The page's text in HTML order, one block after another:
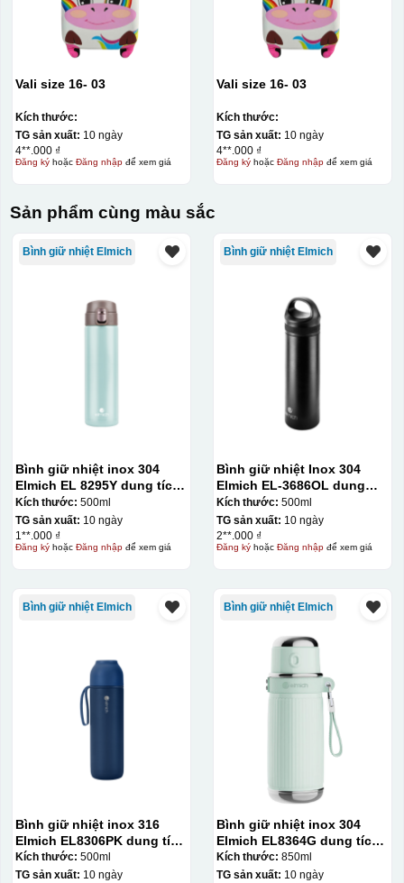
Vali size 16- 03
Kích thước:
TG sản xuất: 10 ngày
4**.000 ₫
Đăng kýhoặc Đăng nhậpđể xem giá
Vali size 16- 03
Kích thước:
TG sản xuất: 10 ngày
4**.000 ₫
Đăng kýhoặc Đăng nhậpđể xem giá
Sản phẩm cùng màu sắc
Bình giữ nhiệt Elmich
Bình giữ nhiệt inox 304
Elmich EL 8295Y dung tích
500ml
Kích thước: 500ml
TG sản xuất: 10 ngày
1**.000 ₫
Đăng kýhoặc Đăng nhậpđể xem giá
Bình giữ nhiệt Elmich
Bình giữ nhiệt Inox 304
Elmich EL-3686OL dung
tích 500ml
Kích thước: 500ml
TG sản xuất: 10 ngày
2**.000 ₫
Đăng kýhoặc Đăng nhậpđể xem giá
Bình giữ nhiệt Elmich
Bình giữ nhiệt inox 316
Elmich EL8306PK dung tích
500ml
Kích thước: 500ml
TG sản xuất: 10 ngày
Bình giữ nhiệt Elmich
Bình giữ nhiệt inox 304
Elmich EL8364G dung tích
850ml
Kích thước: 850ml
TG sản xuất: 10 ngày